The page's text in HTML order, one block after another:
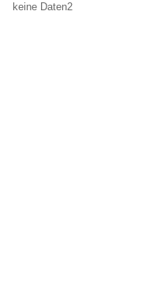
keine Daten2